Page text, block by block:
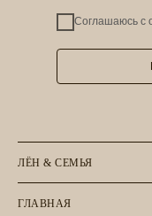
Соглашаюсь с
ЛЁН & СЕМЬЯ
ГЛАВНАЯ